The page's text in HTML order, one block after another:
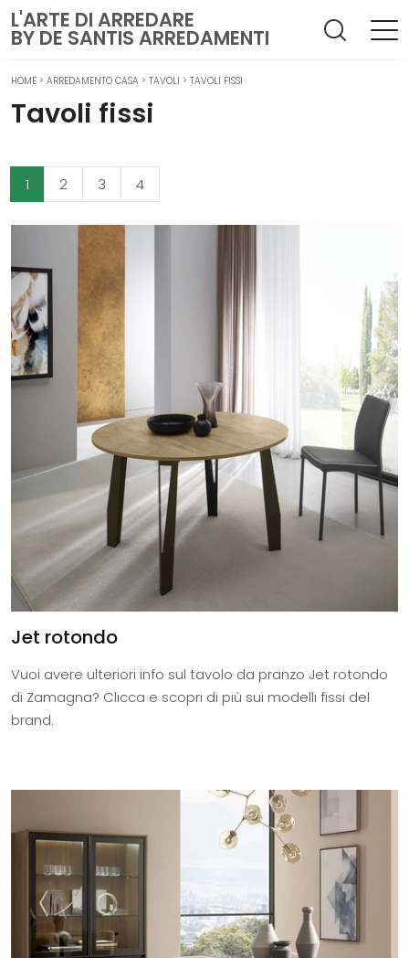
L'ARTE DI ARREDARE
BY DE SANTIS ARREDAMENTI
HOME > ARREDAMENTO CASA > TAVOLI > TAVOLI FISSI
Tavoli fissi
1 2 3 4
Jet rotondo
Vuoi avere ulteriori info sul tavolo da pranzo Jet rotondo
di Zamagna? Clicca e scopri di più sui modelli fissi del
brand.